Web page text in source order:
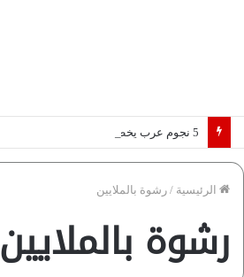
الرئيسية / رشوة بالملايين
رشوة بالملايين